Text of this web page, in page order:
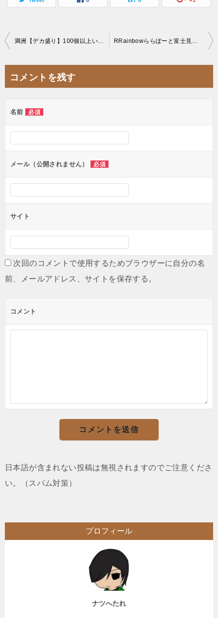
投
ビ
ー
シ
ン
コメントを残す
名前 必須
メール（公開されません） 必須
サイト
次回のコメントで使用するためブラウザーに自分の名
前、メールアドレス、サイトを保存する。
コメント
日本語が含まれない投稿は無視されますのでご注意くださ
い。（スパム対策）
プロフィール
ナツへたれ